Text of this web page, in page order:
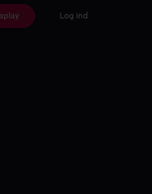
Log ind